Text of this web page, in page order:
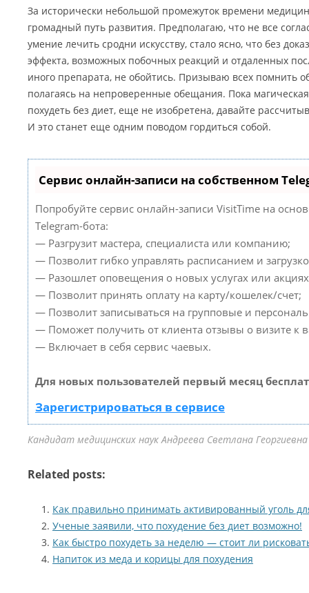
За исторически небольшой промежуток времени
громадный путь развития. Предполагаю, что не все
умение лечить сродни искусству, стало ясно, что без
эффекта, возможных побочных реакций и отдаленных
иного препарата, не обойтись. Призываю всех помнить
полагаясь на непроверенные обещания. Пока магическая
похудеть без диет, еще не изобретена, давайте
И это станет еще одним поводом гордиться собой.
Сервис онлайн-записи на собственном
Попробуйте сервис онлайн-записи VisitTime на
Telegram-бота:
— Разгрузит мастера, специалиста или компанию;
— Позволит гибко управлять расписанием и
— Разошлет оповещения о новых услугах или
— Позволит принять оплату на карту/кошелек/счет;
— Позволит записываться на групповые и
— Поможет получить от клиента отзывы о визите к
— Включает в себя сервис чаевых.
Для новых пользователей первый месяц
Зарегистрироваться в сервисе
Кандидат медицинских наук Андреева Светлана
Related posts:
Как правильно принимать активированный уголь
Ученые заявили, что похудение без диет возможно!
Как быстро похудеть за неделю — стоит ли
Напиток из меда и корицы для похудения